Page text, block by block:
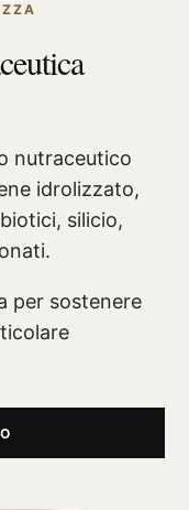
nutraceutico
idrolizzato,
silicio,
per sostenere